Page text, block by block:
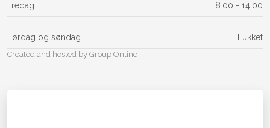
Fredag 8:00 - 14:00​
Lørdag og søndag Lukket
Created and hosted by Group Online